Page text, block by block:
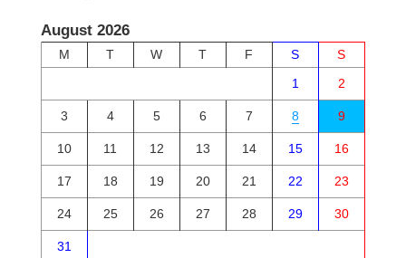
August 2026
M T W T F S
S
1
2
3 4 5 6 7 8 9
10 11 12 13 14 15 16
17 18 19 20 21 22 23
24 25 26 27 28 29 30
31